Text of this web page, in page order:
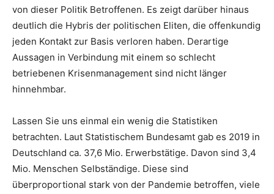
von dieser Politik Betroffenen. Es zeigt darüber hinaus
deutlich die Hybris der politischen Eliten, die offenkundig
jeden Kontakt zur Basis verloren haben. Derartige
Aussagen in Verbindung mit einem so schlecht
betriebenen Krisenmanagement sind nicht länger
hinnehmbar.
Lassen Sie uns einmal ein wenig die Statistiken
betrachten. Laut Statistischem Bundesamt gab es 2019 in
Deutschland ca. 37,6 Mio. Erwerbstätige. Davon sind 3,4
Mio. Menschen Selbständige. Diese sind
überproportional stark von der Pandemie betroffen, viele